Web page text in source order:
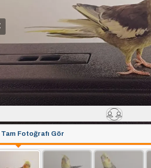
Tam Fotoğrafı Gör